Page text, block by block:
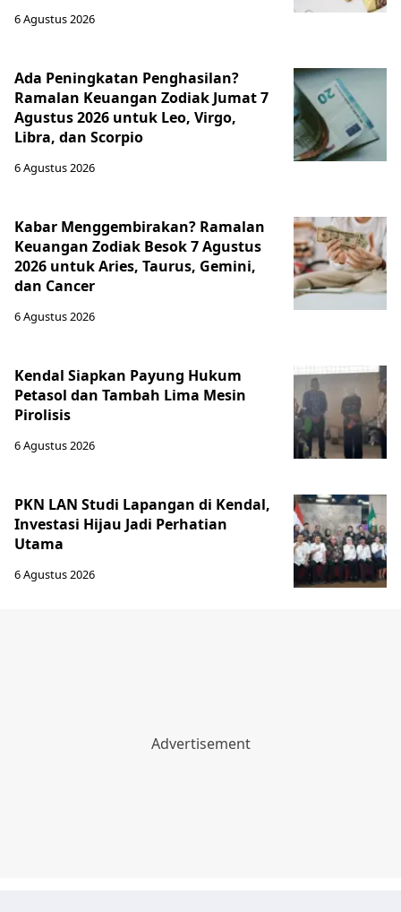
6 Agustus 2026
Ada Peningkatan Penghasilan?
Ramalan Keuangan Zodiak Jumat 7
Agustus 2026 untuk Leo, Virgo,
Libra, dan Scorpio
6 Agustus 2026
Kabar Menggembirakan? Ramalan
Keuangan Zodiak Besok 7 Agustus
2026 untuk Aries, Taurus, Gemini,
dan Cancer
6 Agustus 2026
Kendal Siapkan Payung Hukum
Petasol dan Tambah Lima Mesin
Pirolisis
6 Agustus 2026
PKN LAN Studi Lapangan di Kendal,
Investasi Hijau Jadi Perhatian
Utama
6 Agustus 2026